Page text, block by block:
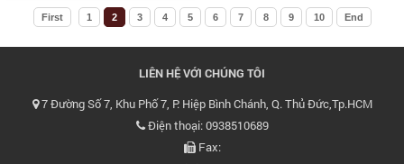
First 1 2 3 4 5 6 7 8 9 10 End
LIÊN HỆ VỚI CHÚNG TÔI
7 Đường Số 7, Khu Phố 7, P. Hiệp Bình Chánh, Q. Thủ Đức,Tp.HCM
Điện thoại: 0938510689
Fax: